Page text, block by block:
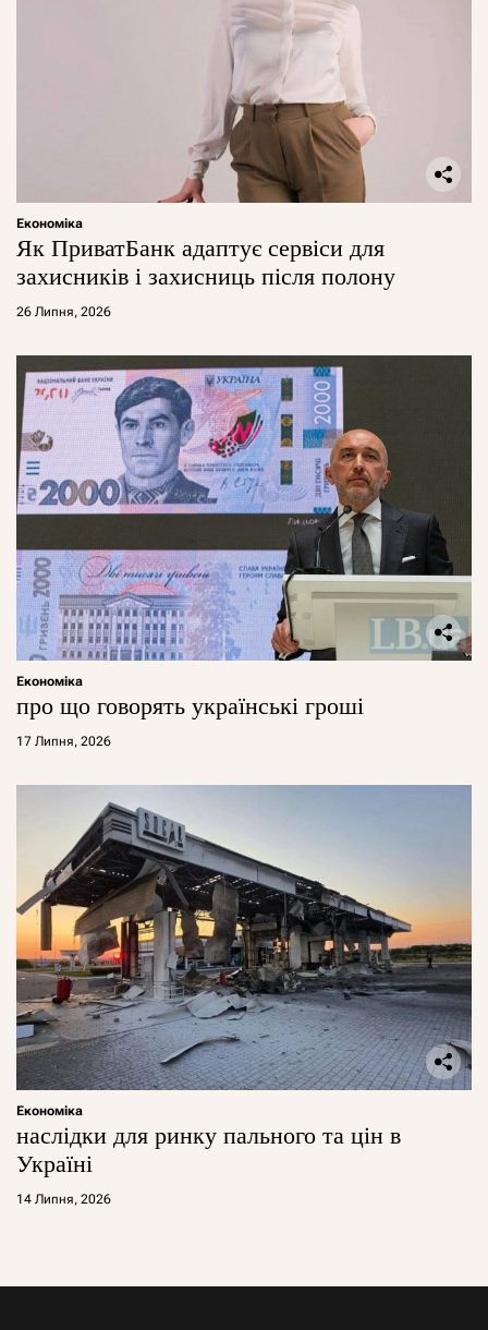
Економіка
Як ПриватБанк адаптує сервіси для
захисників і захисниць після полону
26 Липня, 2026
Економіка
про що говорять українські гроші
17 Липня, 2026
Економіка
наслідки для ринку пального та цін в
Україні
14 Липня, 2026